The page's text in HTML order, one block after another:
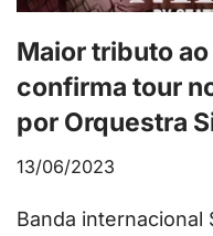
Maior tributo
confirma tour
por Orquestra
13/06/2023
Banda internacional